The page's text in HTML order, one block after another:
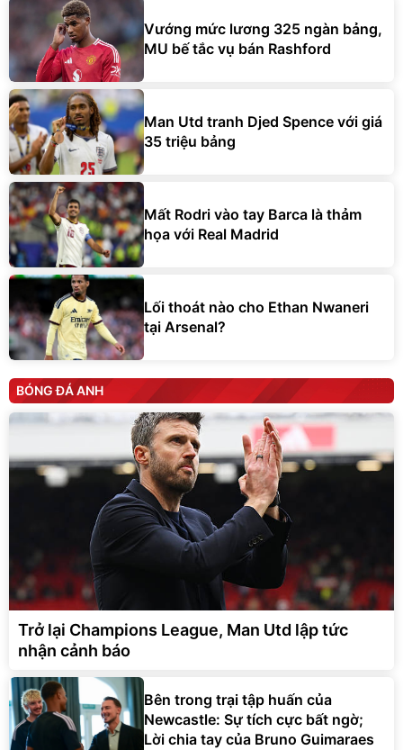
Vướng mức lương 325 ngàn bảng,
MU bế tắc vụ bán Rashford
Man Utd tranh Djed Spence với giá
35 triệu bảng
Mất Rodri vào tay Barca là thảm
họa với Real Madrid
Lối thoát nào cho Ethan Nwaneri
tại Arsenal?
BÓNG ĐÁ ANH
Trở lại Champions League, Man Utd lập tức
nhận cảnh báo
Bên trong trại tập huấn của
Newcastle: Sự tích cực bất ngờ;
Lời chia tay của Bruno Guimaraes